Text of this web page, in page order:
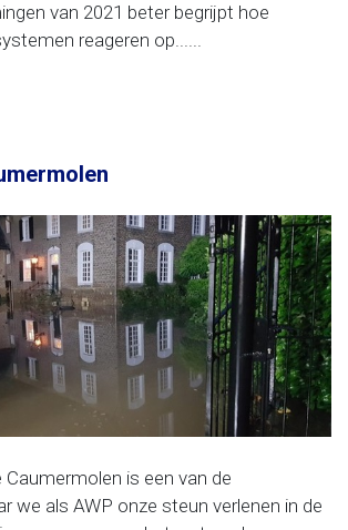
van 2021 beter begrijpt hoe
reageren op......
Caumermolen is een van de
we als AWP onze steun verlenen in de